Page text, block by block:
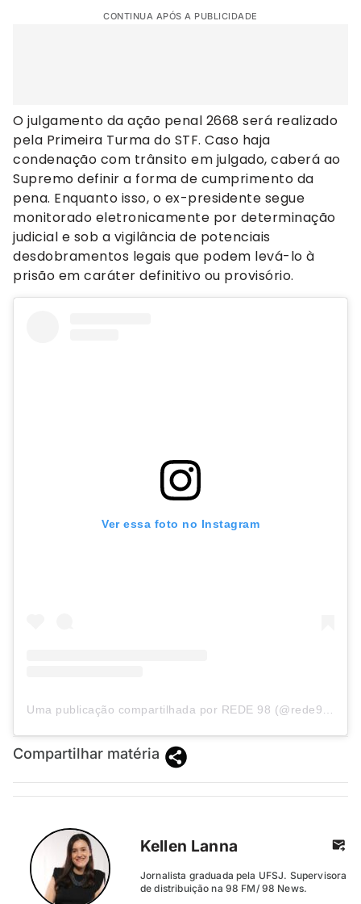
CONTINUA APÓS A PUBLICIDADE
O julgamento da ação penal 2668 será realizado
pela Primeira Turma do STF. Caso haja
condenação com trânsito em julgado, caberá ao
Supremo definir a forma de cumprimento da
pena. Enquanto isso, o ex-presidente segue
monitorado eletronicamente por determinação
judicial e sob a vigilância de potenciais
desdobramentos legais que podem levá-lo à
prisão em caráter definitivo ou provisório.
Ver essa foto no Instagram
Compartilhar matéria
Kellen Lanna
Jornalista graduada pela UFSJ. Supervisora
de distribuição na 98 FM/ 98 News.